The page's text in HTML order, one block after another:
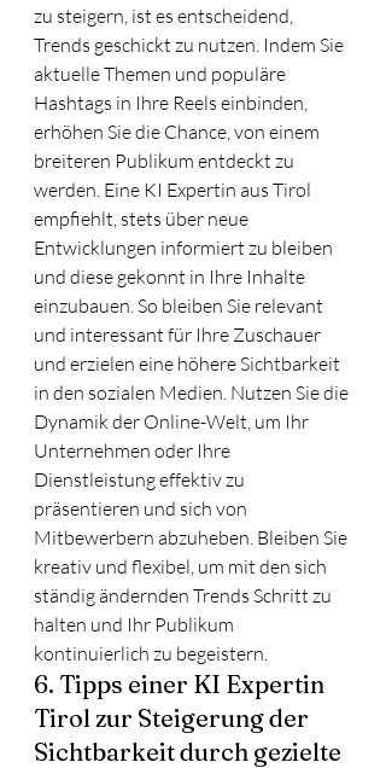
zu steigern, ist es entscheidend,
Trends geschickt zu nutzen. Indem Sie
aktuelle Themen und populäre
Hashtags in Ihre Reels einbinden,
erhöhen Sie die Chance, von einem
breiteren Publikum entdeckt zu
werden. Eine KI Expertin aus Tirol
empfiehlt, stets über neue
Entwicklungen informiert zu bleiben
und diese gekonnt in Ihre Inhalte
einzubauen. So bleiben Sie relevant
und interessant für Ihre Zuschauer
und erzielen eine höhere Sichtbarkeit
in den sozialen Medien. Nutzen Sie die
Dynamik der Online-Welt, um Ihr
Unternehmen oder Ihre
Dienstleistung effektiv zu
präsentieren und sich von
Mitbewerbern abzuheben. Bleiben Sie
kreativ und flexibel, um mit den sich
ständig ändernden Trends Schritt zu
halten und Ihr Publikum
kontinuierlich zu begeistern.
6. Tipps einer KI Expertin
Tirol zur Steigerung der
Sichtbarkeit durch gezielte